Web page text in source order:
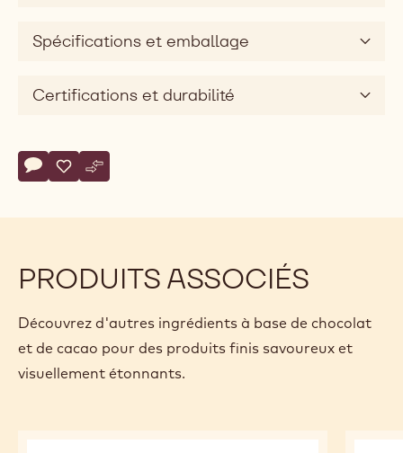
Spécifications et emballage
Certifications et durabilité
Actions
Écrire un commentaire
- Petite Poule
Sauvegarder
- Petite Poule
Comparer
- Petite Poule
PRODUITS ASSOCIÉS
Découvrez d'autres ingrédients à base de chocolat
et de cacao pour des produits finis savoureux et
visuellement étonnants.